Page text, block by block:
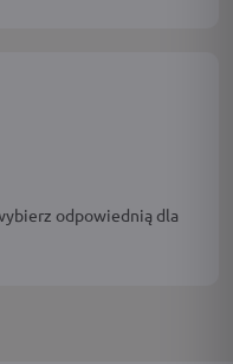
odpowiednią dla